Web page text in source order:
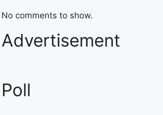
पीटकर हत्या, पुरानी रंजिश
No comments to show.
Advertisement
Poll